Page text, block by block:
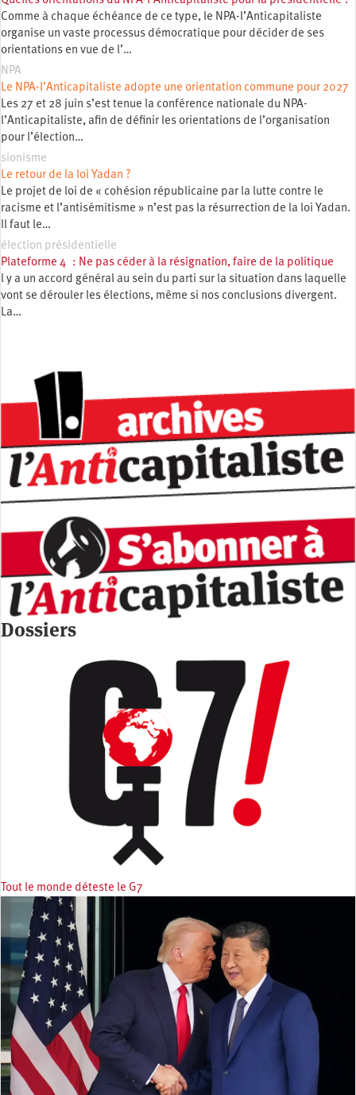
Comme à chaque échéance de ce type, le NPA-l’Anticapitaliste
organise un vaste processus démocratique pour décider de ses
orientations en vue de l’…
NPA
Le NPA-l’Anticapitaliste adopte une orientation commune pour 2027
Les 27 et 28 juin s’est tenue la conférence nationale du NPA-
l’Anticapitaliste, afin de définir les orientations de l’organisation
pour l’élection…
sionisme
Le retour de la loi Yadan ?
Le projet de loi de « cohésion républicaine par la lutte contre le
racisme et l’antisémitisme » n’est pas la résurrection de la loi Yadan.
Il faut le…
élection présidentielle
Plateforme 4 : Ne pas céder à la résignation, faire de la politique
l y a un accord général au sein du parti sur la situation dans laquelle
vont se dérouler les élections, même si nos conclusions divergent.
La…
Dossiers
Tout le monde déteste le G7